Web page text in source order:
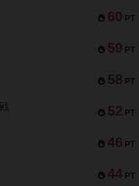
60 PT
59 PT
58 PT
52 PT
46 PT
44 PT